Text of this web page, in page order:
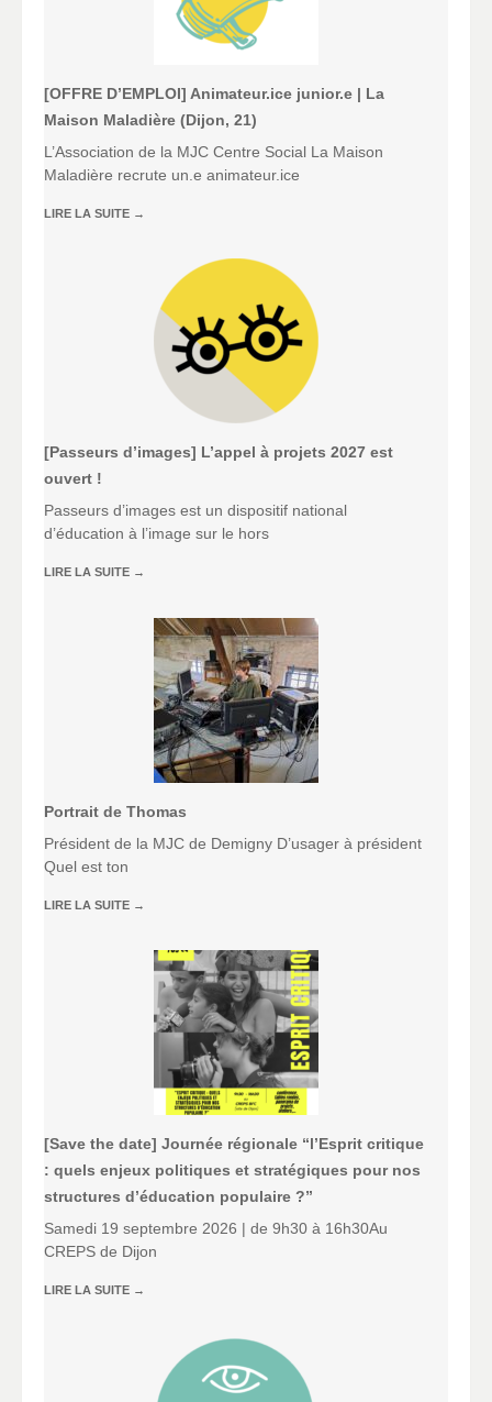
[OFFRE D’EMPLOI] Animateur.ice junior.e | La
Maison Maladière (Dijon, 21)
L’Association de la MJC Centre Social La Maison
Maladière recrute un.e animateur.ice
LIRE LA SUITE →
[Passeurs d’images] L’appel à projets 2027 est
ouvert !
Passeurs d’images est un dispositif national
d’éducation à l’image sur le hors
LIRE LA SUITE →
Portrait de Thomas
Président de la MJC de Demigny D’usager à président
Quel est ton
LIRE LA SUITE →
[Save the date] Journée régionale “l’Esprit critique
: quels enjeux politiques et stratégiques pour nos
structures d’éducation populaire ?”
Samedi 19 septembre 2026 | de 9h30 à 16h30Au
CREPS de Dijon
LIRE LA SUITE →